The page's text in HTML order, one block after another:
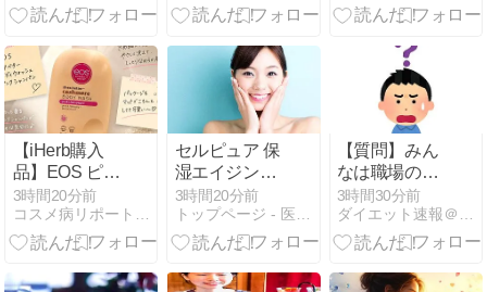
ってる？？
る」と私見
を我々が払っ
てるんだと」
【iHerb購入
品】EOS ピン
クシャンパン
のボディウォ
ッシュが想像
洗い心地も大
3時間20分前
セルピュア 保
湿エイジング
ケアセットの
効果！！
3時間20分前
【質問】みん
なは職場の
BBQなに持っ
てけば嬉し
い？
3時間30分前